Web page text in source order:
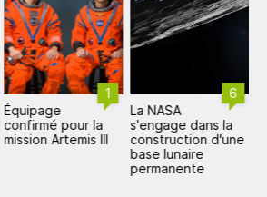
1
Équipage
confirmé pour la
mission Artemis III
6
La NASA
s'engage dans la
construction d'une
base lunaire
permanente